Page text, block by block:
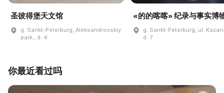
圣彼得堡天文馆
g. Sankt-Peterburg, Aleksandrovskiy
park., d. 4
«的的喀喀» 纪录与事实博
g. Sankt-Peterburg, ul.
d. 7
你最近看过吗